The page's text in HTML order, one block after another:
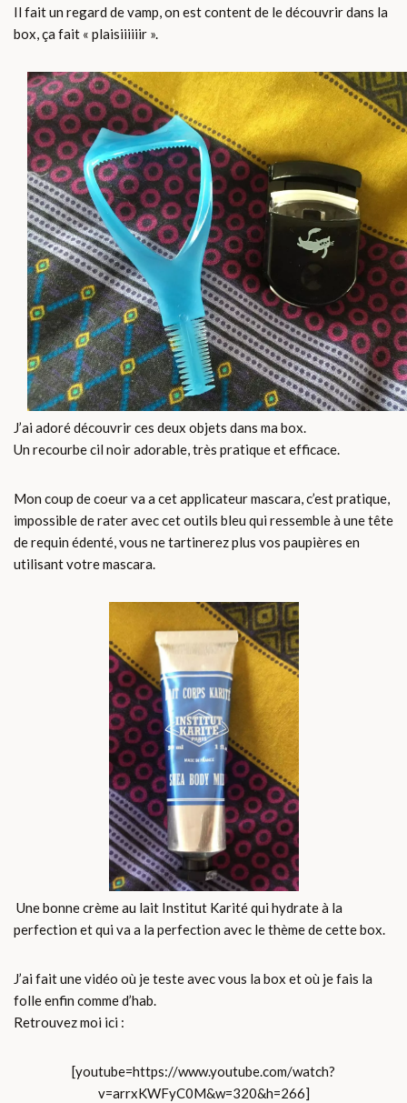
Il fait un regard de vamp, on est content de le découvrir dans la
box, ça fait « plaisiiiiiir ».
J’ai adoré découvrir ces deux objets dans ma box.
Un recourbe cil noir adorable, très pratique et efficace.
Mon coup de coeur va a cet applicateur mascara, c’est pratique,
impossible de rater avec cet outils bleu qui ressemble à une tête
de requin édenté, vous ne tartinerez plus vos paupières en
utilisant votre mascara.
Une bonne crème au lait Institut Karité qui hydrate à la
perfection et qui va a la perfection avec le thème de cette box.
J’ai fait une vidéo où je teste avec vous la box et où je fais la
folle enfin comme d’hab.
Retrouvez moi ici :
[youtube=https://www.youtube.com/watch?
v=arrxKWFyC0M&w=320&h=266]